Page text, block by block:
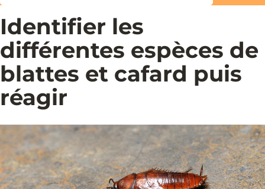
Identifier les
différentes espèces de
blattes et cafard puis
réagir